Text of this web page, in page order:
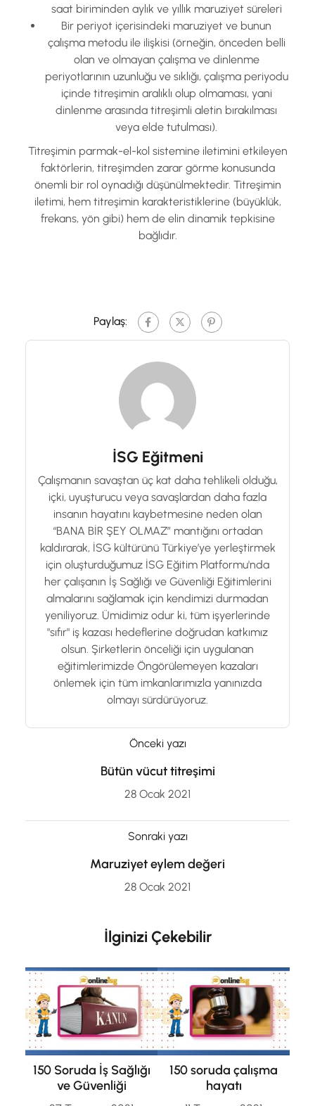
saat biriminden aylık ve yıllık maruziyet süreleri
Bir periyot içerisindeki maruziyet ve bunun
çalışma metodu ile ilişkisi (örneğin, önceden belli
olan ve olmayan çalışma ve dinlenme
periyotlarının uzunluğu ve sıklığı, çalışma periyodu
içinde titreşimin aralıklı olup olmaması, yani
dinlenme arasında titreşimli aletin bırakılması
veya elde tutulması).
Titreşimin parmak-el-kol sistemine iletimini etkileyen
faktörlerin, titreşimden zarar görme konusunda
önemli bir rol oynadığı düşünülmektedir. Titreşimin
iletimi, hem titreşimin karakteristiklerine (büyüklük,
frekans, yön gibi) hem de elin dinamik tepkisine
bağlıdır.
Paylaş:
İSG Eğitmeni
Çalışmanın savaştan üç kat daha tehlikeli olduğu,
içki, uyuşturucu veya savaşlardan daha fazla
insanın hayatını kaybetmesine neden olan
“BANA BİR ŞEY OLMAZ” mantığını ortadan
kaldırarak, İSG kültürünü Türkiye’ye yerleştirmek
için oluşturduğumuz İSG Eğitim Platformu'nda
her çalışanın İş Sağlığı ve Güvenliği Eğitimlerini
almalarını sağlamak için kendimizi durmadan
yeniliyoruz. Ümidimiz odur ki, tüm işyerlerinde
"sıfır" iş kazası hedeflerine doğrudan katkımız
olsun. Şirketlerin önceliği için uygulanan
eğitimlerimizde Öngörülemeyen kazaları
önlemek için tüm imkanlarımızla yanınızda
olmayı sürdürüyoruz.
Önceki yazı
Bütün vücut titreşimi
28 Ocak 2021
Sonraki yazı
Maruziyet eylem değeri
28 Ocak 2021
İlginizi Çekebilir
150 Soruda İş Sağlığı
ve Güvenliği
150 soruda çalışma
hayatı